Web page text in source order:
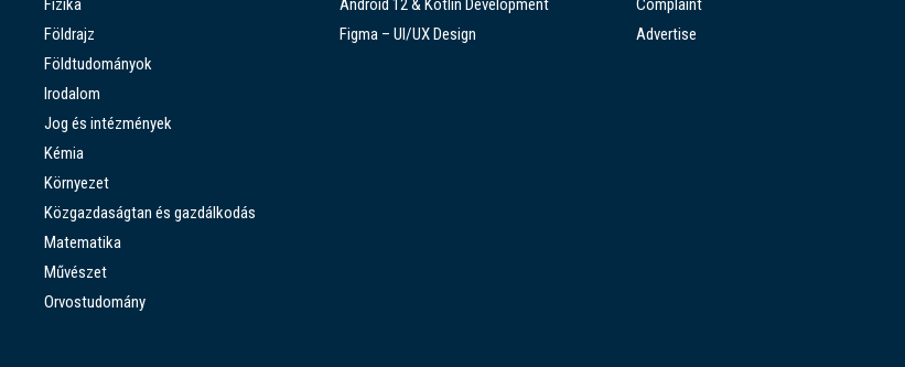
Fizika
Földrajz
Földtudományok
Irodalom
Jog és intézmények
Kémia
Környezet
Közgazdaságtan és gazdálkodás
Matematika
Művészet
Orvostudomány
Android 12 & Kotlin Development
Figma – UI/UX Design
Complaint
Advertise